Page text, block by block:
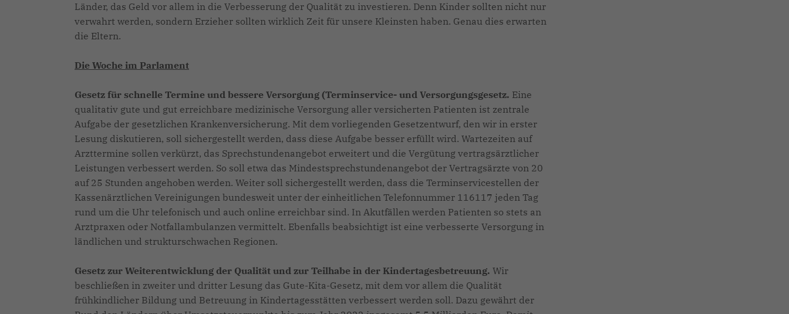
Länder, das Geld vor allem in die Verbesserung der Qualität zu investieren. Denn Kinder sollten nicht nur
verwahrt werden, sondern Erzieher sollten wirklich Zeit für unsere Kleinsten haben. Genau dies erwarten
die Eltern.
Die Woche im Parlament
Gesetz für schnelle Termine und bessere Versorgung (Terminservice- und Versorgungsgesetz. Eine
qualitativ gute und gut erreichbare medizinische Versorgung aller versicherten Patienten ist zentrale
Aufgabe der gesetzlichen Krankenversicherung. Mit dem vorliegenden Gesetzentwurf, den wir in erster
Lesung diskutieren, soll sichergestellt werden, dass diese Aufgabe besser erfüllt wird. Wartezeiten auf
Arzttermine sollen verkürzt, das Sprechstundenangebot erweitert und die Vergütung vertragsärztlicher
Leistungen verbessert werden. So soll etwa das Mindestsprechstundenangebot der Vertragsärzte von 20
auf 25 Stunden angehoben werden. Weiter soll sichergestellt werden, dass die Terminservicestellen der
Kassenärztlichen Vereinigungen bundesweit unter der einheitlichen Telefonnummer 116117 jeden Tag
rund um die Uhr telefonisch und auch online erreichbar sind. In Akutfällen werden Patienten so stets an
Arztpraxen oder Notfallambulanzen vermittelt. Ebenfalls beabsichtigt ist eine verbesserte Versorgung in
ländlichen und strukturschwachen Regionen.
Gesetz zur Weiterentwicklung der Qualität und zur Teilhabe in der Kindertagesbetreuung. Wir
beschließen in zweiter und dritter Lesung das Gute-Kita-Gesetz, mit dem vor allem die Qualität
frühkindlicher Bildung und Betreuung in Kindertagesstätten verbessert werden soll. Dazu gewährt der